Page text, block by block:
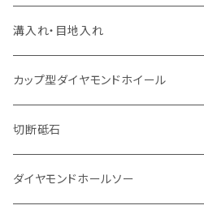
一般道路カッター用
セグメント（特殊凸凹加工チップ
セグメント
セグメント（特殊凸凹加工チップ
インターロッキング切断用
セグメントタイプ
一般道路カッター用
鋳鉄管切断用
セグメントタイプ
埋設鋳鉄管工事対応タイプ
ヒューム管・U字溝切断用
セグメント
アスファルト切断用
セグメント（特殊凸凹加工チップ
セグメント
セグメント（特殊凸凹加工チップ
レンガ切断用
セグメント
セグメント（特殊凸凹加工チップ
インターロッキング切断用
セグメントタイプ
一般道路カッター用
鋳鉄管切断用
セグメントタイプ
ヒューム管・U字溝切断用
一般道路カッター用
セグメントタイプ
インターロッキング切断用
セグメントタイプ
一般道路カッター用
鋳鉄管切断用
セグメントタイプ
埋設鋳鉄管工事対応タイプ
ヒューム管・U字溝切断用
セグメントタイプ
アスファルト切断用
有効長 250mm
有効長 370mm
Ｃロット
有効長 250mm
M27
有効長 250mm
道路（アスファルト用）
255mm（10インチ）
305mm（12インチ）
道路（コンクリート舗装面）
255mm（10インチ）
305mm（12インチ）
道路（アス・コン兼用）
305mm（12インチ）
溝入れ・目地入れ
V型チップ
ストレート型チップ
U型チップ
カップ型ダイヤモンドホイール
100mm（4インチ）
125mm（5インチ）
切断砥石
金属用
ダイヤモンドホールソー